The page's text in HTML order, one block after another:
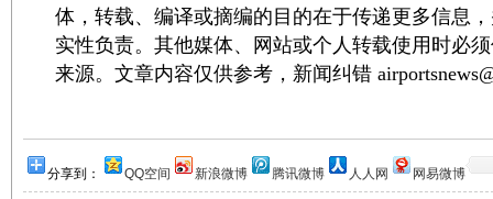
体，转载、编译或摘编的目的在于传递更多信息
实性负责。其他媒体、网站或个人转载使用时必
来源。文章内容仅供参考，新闻纠错
分享到： QQ空间 新浪微博 腾讯微博 人人网 网易微博